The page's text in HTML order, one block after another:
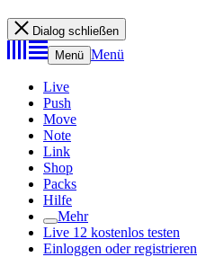
Dialog schließen
Menü Menü
Live
Push
Move
Note
Link
Shop
Packs
Hilfe
Mehr
Live 12 kostenlos testen
Einloggen oder registrieren